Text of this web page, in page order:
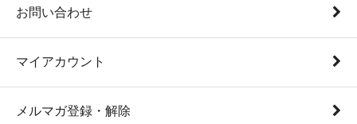
お問い合わせ
マイアカウント
メルマガ登録・解除